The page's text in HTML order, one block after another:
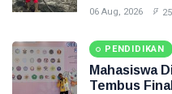
06 Aug, 2026
PENDIDIKAN
Mahasiswa
Tembus